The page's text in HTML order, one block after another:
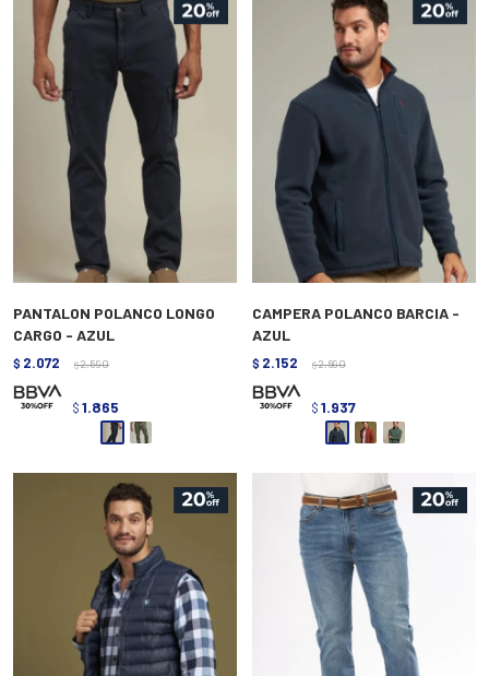
PANTALON POLANCO LONGO
CARGO - AZUL
$ 2.072 $ 2.590
$ 1.865
CAMPERA POLANCO BARCIA -
AZUL
$ 2.152 $ 2.690
$ 1.937